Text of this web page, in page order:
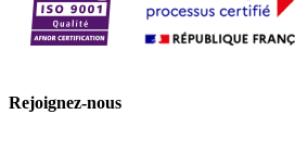
Rejoignez-nous